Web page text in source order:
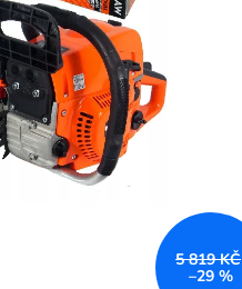
5 819 KČ
–29 %